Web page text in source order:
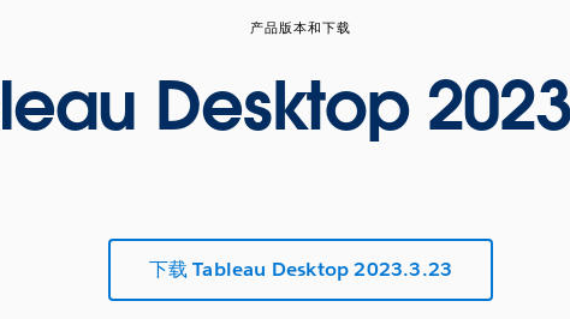
产品版本和下载
Desktop
下载 Tableau Desktop 2023.3.23